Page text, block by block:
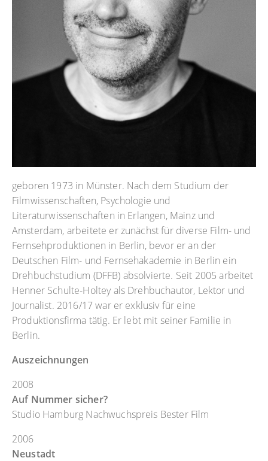
geboren 1973 in Münster. Nach dem Studium der
Filmwissenschaften, Psychologie und
Literaturwissenschaften in Erlangen, Mainz und
Amsterdam, arbeitete er zunächst für diverse Film- und
Fernsehproduktionen in Berlin, bevor er an der
Deutschen Film- und Fernsehakademie in Berlin ein
Drehbuchstudium (DFFB) absolvierte. Seit 2005 arbeitet
Henner Schulte-Holtey als Drehbuchautor, Lektor und
Journalist. 2016/17 war er exklusiv für eine
Produktionsfirma tätig. Er lebt mit seiner Familie in
Berlin.
Auszeichnungen
2008
Auf Nummer sicher?
Studio Hamburg Nachwuchspreis Bester Film
2006
Neustadt